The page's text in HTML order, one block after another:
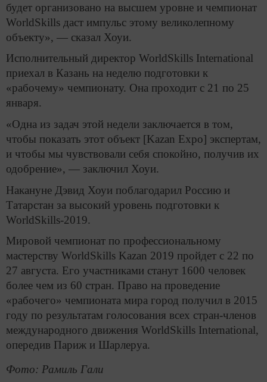
будет организовано на высшем уровне и чемпионат
WorldSkills даст импульс этому великолепному
объекту», — сказал Хоуи.
Исполнительный директор WorldSkills International
приехал в Казань на неделю подготовки к
«рабочему» чемпионату. Она проходит с 21 по 25
января.
«Одна из задач этой недели заключается в том,
чтобы показать этот объект [Kazan Expo] экспертам,
и чтобы мы чувствовали себя спокойно, получив их
одобрение», — заключил Хоуи.
Накануне Дэвид Хоуи поблагодарил Россию и
Татарстан за высокий уровень подготовки к
WorldSkills-2019.
Мировой чемпионат по профессиональному
мастерству WorldSkills Kazan 2019 пройдет с 22 по
27 августа. Его участниками станут 1600 человек
более чем из 60 стран. Право на проведение
«рабочего» чемпионата мира город получил в 2015
году по результатам голосования всех стран-членов
международного движения WorldSkills International,
опередив Париж и Шарлеруа.
Фото: Рамиль Гали